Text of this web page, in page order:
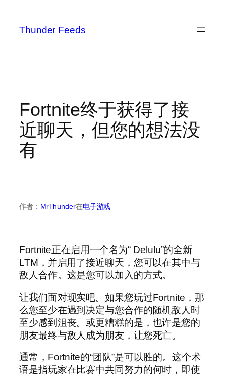
Thunder Feeds
Fortnite终于获得了接
近聊天，但您的想法没
有
作者： MrThunder在电子游戏
Fortnite正在启用一个名为“ Delulu”的全新
LTM，并启用了接近聊天，您可以在其中与
敌人合作。这是您可以加入的方式。
让我们面对现实吧。如果您玩过Fortnite，那
么您至少在遇到决定与您合作的随机敌人时
至少感到沮丧。或更糟糕的是，也许是您的
朋友最终与敌人成为朋友，让您死亡。
通常，Fortnite的“团队”是可以胜的。这个术
语是指玩家在比赛中共同努力的何时，即使